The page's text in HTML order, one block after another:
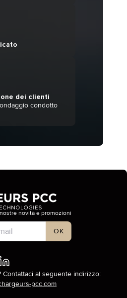
dei clienti
condotto
novità e promozioni
OK
al seguente indirizzo:
pcc.com